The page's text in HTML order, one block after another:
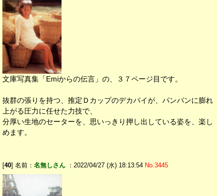
文庫写真集「Emiからの伝言」の、３７ページ目です。
抜群の張りを持つ、推定Ｄカップのデカパイが、パンパンに膨れ
上がる圧力に任せた力技で、
分厚い生地のセーターを、思いっきり押し出している姿を、楽し
めます。
[40] 名前： 名無しさん ：2022/04/27 (水) 18:13:54 No.3445